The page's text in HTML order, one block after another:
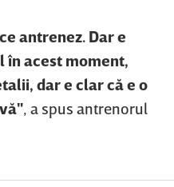
antrenez. Dar e
în acest moment,
dar e clar că e o
, a spus antrenorul